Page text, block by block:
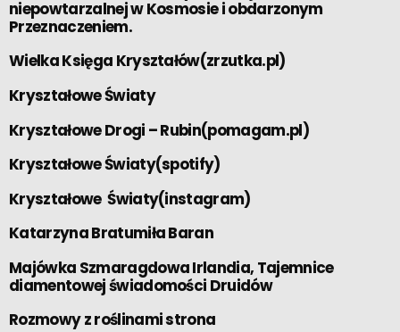
niepowtarzalnej w Kosmosie i obdarzonym
Przeznaczeniem.
Wielka Księga Kryształów(zrzutka.pl)
Kryształowe Światy
Kryształowe Drogi – Rubin(pomagam.pl)
Kryształowe Światy(spotify)
Kryształowe Światy(instagram)
Katarzyna Bratumiła Baran
Majówka Szmaragdowa Irlandia, Tajemnice
diamentowej świadomości Druidów
Rozmowy z roślinami strona